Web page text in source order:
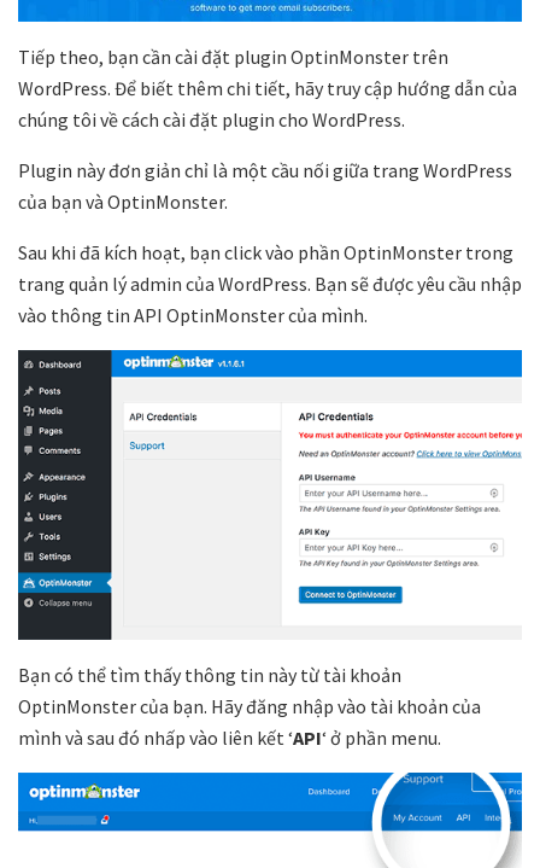
Tiếp theo, bạn cần cài đặt plugin OptinMonster trên
WordPress. Để biết thêm chi tiết, hãy truy cập hướng dẫn của
chúng tôi về cách cài đặt plugin cho WordPress.
Plugin này đơn giản chỉ là một cầu nối giữa trang WordPress
của bạn và OptinMonster.
Sau khi đã kích hoạt, bạn click vào phần OptinMonster trong
trang quản lý admin của WordPress. Bạn sẽ được yêu cầu nhập
vào thông tin API OptinMonster của mình.
Bạn có thể tìm thấy thông tin này từ tài khoản
OptinMonster của bạn. Hãy đăng nhập vào tài khoản của
mình và sau đó nhấp vào liên kết ‘API‘ ở phần menu.